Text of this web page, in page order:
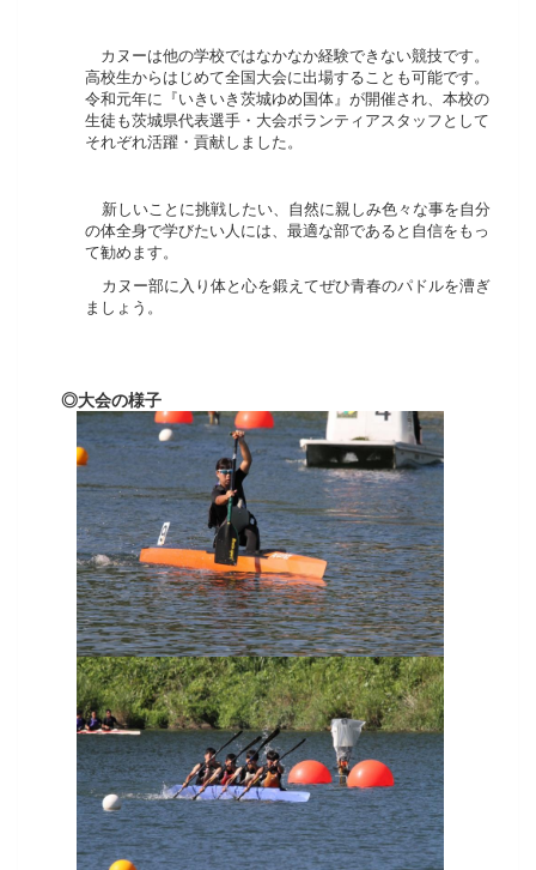
カヌーは他の学校ではなかなか経験できない競技です。
高校生からはじめて全国大会に出場することも可能です。
令和元年に『いきいき茨城ゆめ国体』が開催され、本校の
生徒も茨城県代表選手・大会ボランティアスタッフとして
それぞれ活躍・貢献しました。
新しいことに挑戦したい、自然に親しみ色々な事を自分
の体全身で学びたい人には、最適な部であると自信をもっ
て勧めます。
カヌー部に入り体と心を鍛えてぜひ青春のパドルを漕ぎ
ましょう。
◎大会の様子